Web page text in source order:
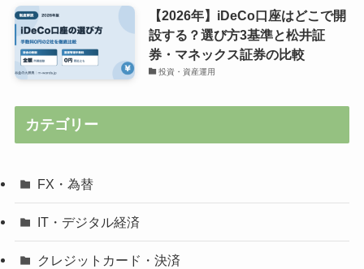
【2026年】iDeCo口座はどこで開
設する？選び方3基準と松井証
券・マネックス証券の比較
投資・資産運用
カテゴリー
FX・為替
IT・デジタル経済
クレジットカード・決済